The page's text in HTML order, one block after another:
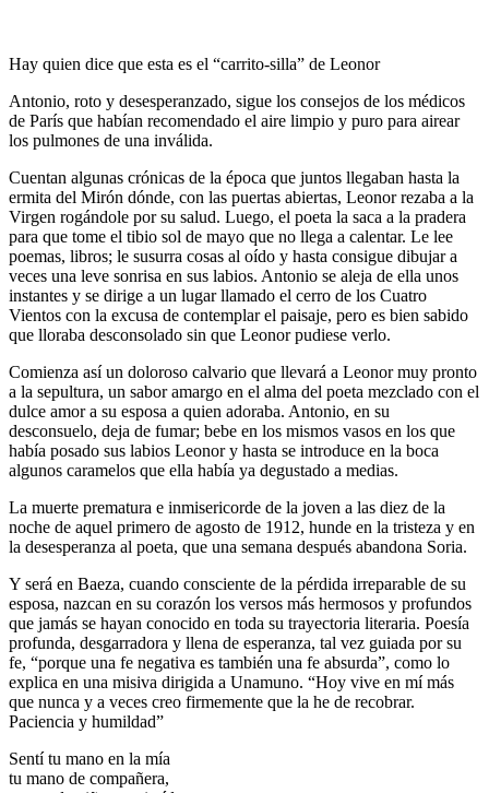
Hay quien dice que esta es el “carrito-silla” de Leonor
Antonio, roto y desesperanzado, sigue los consejos de los médicos
de París que habían recomendado el aire limpio y puro para airear
los pulmones de una inválida.
Cuentan algunas crónicas de la época que juntos llegaban hasta la
ermita del Mirón dónde, con las puertas abiertas, Leonor rezaba a la
Virgen rogándole por su salud. Luego, el poeta la saca a la pradera
para que tome el tibio sol de mayo que no llega a calentar. Le lee
poemas, libros; le susurra cosas al oído y hasta consigue dibujar a
veces una leve sonrisa en sus labios. Antonio se aleja de ella unos
instantes y se dirige a un lugar llamado el cerro de los Cuatro
Vientos con la excusa de contemplar el paisaje, pero es bien sabido
que lloraba desconsolado sin que Leonor pudiese verlo.
Comienza así un doloroso calvario que llevará a Leonor muy pronto
a la sepultura, un sabor amargo en el alma del poeta mezclado con el
dulce amor a su esposa a quien adoraba. Antonio, en su
desconsuelo, deja de fumar; bebe en los mismos vasos en los que
había posado sus labios Leonor y hasta se introduce en la boca
algunos caramelos que ella había ya degustado a medias.
La muerte prematura e inmisericorde de la joven a las diez de la
noche de aquel primero de agosto de 1912, hunde en la tristeza y en
la desesperanza al poeta, que una semana después abandona Soria.
Y será en Baeza, cuando consciente de la pérdida irreparable de su
esposa, nazcan en su corazón los versos más hermosos y profundos
que jamás se hayan conocido en toda su trayectoria literaria. Poesía
profunda, desgarradora y llena de esperanza, tal vez guiada por su
fe, “porque una fe negativa es también una fe absurda”, como lo
explica en una misiva dirigida a Unamuno. “Hoy vive en mí más
que nunca y a veces creo firmemente que la he de recobrar.
Paciencia y humildad”
Sentí tu mano en la mía
tu mano de compañera,